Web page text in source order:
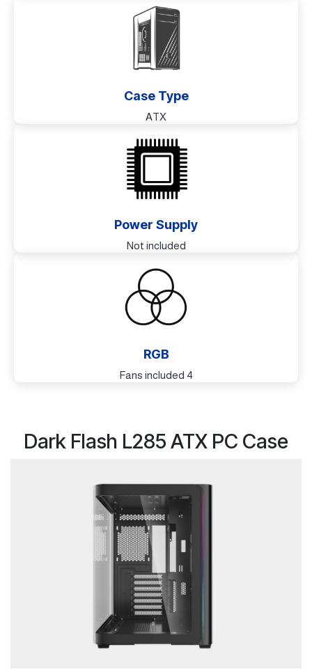
Case Type
ATX
Power Supply
Not included
RGB
4 Fans included
Dark Flash L285 ATX PC Case